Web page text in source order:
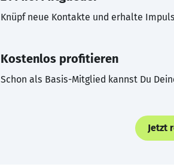
Knüpf neue Kontakte und erhalte
Kostenlos profitieren
Schon als Basis-Mitglied kannst Du
Jetzt